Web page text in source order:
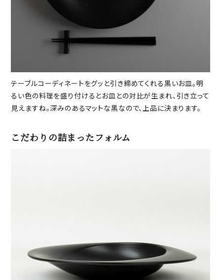
テーブルコーディネートをグッと引き締めてくれる黒いお皿。明
るい色の料理を盛り付けるとお皿との対比が生まれ、引き立って
見えますね。深みのあるマットな黒なので、上品に決まります。
こだわりの詰まったフォルム